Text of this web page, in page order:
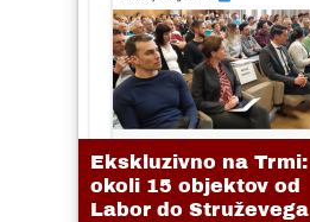
Ekskluzivno na Trmi:
okoli 15 objektov od
Labor do Struževega